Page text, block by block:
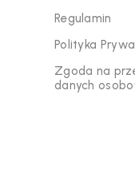
Regulamin
Polityka
Zgoda na
danych